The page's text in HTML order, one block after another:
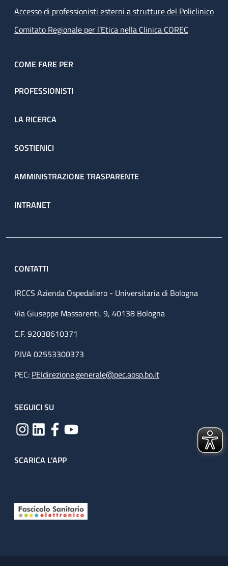
Accesso di professionisti esterni a strutture del Policlinico
Comitato Regionale per l’Etica nella Clinica COREC
COME FARE PER
PROFESSIONISTI
LA RICERCA
SOSTIENICI
AMMINISTRAZIONE TRASPARENTE
INTRANET
CONTATTI
IRCCS Azienda Ospedaliero - Universitaria di Bologna
Via Giuseppe Massarenti, 9, 40138 Bologna
C.F. 92038610371
P.IVA 02553300373
PEC: PEIdirezione.generale@pec.aosp.bo.it
SEGUICI SU
SCARICA L'APP